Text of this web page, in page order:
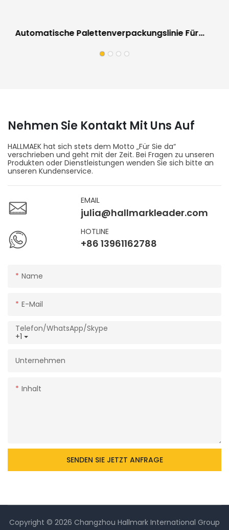
Automatische Palettenverpackungslinie Für
Nehmen Sie Kontakt Mit Uns Auf
HALLMAEK hat sich stets dem Motto „Für Sie da“
verschrieben und geht mit der Zeit. Bei Fragen zu unseren
Produkten oder Dienstleistungen wenden Sie sich bitte an
unseren Kundenservice.
EMAIL
julia@hallmarkleader.com
HOTLINE
+86 13961162788
Name
E-Mail
+1
Telefon/WhatsApp/Skype
Unternehmen
Inhalt
SENDEN SIE JETZT ANFRAGE
Copyright © 2026 Changzhou Hallmark International Group